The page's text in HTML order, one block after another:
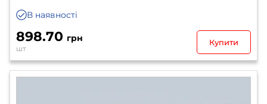
В наявності
898.70 грн
шт
Купити